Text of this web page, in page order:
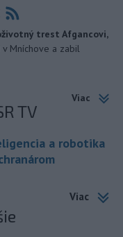
trest Afgancovi,
Mníchove a zabil
Viac
TV
a robotika
Viac